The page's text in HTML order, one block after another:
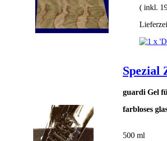
( inkl.
Spezial
guardi Gel
farbloses
500 ml